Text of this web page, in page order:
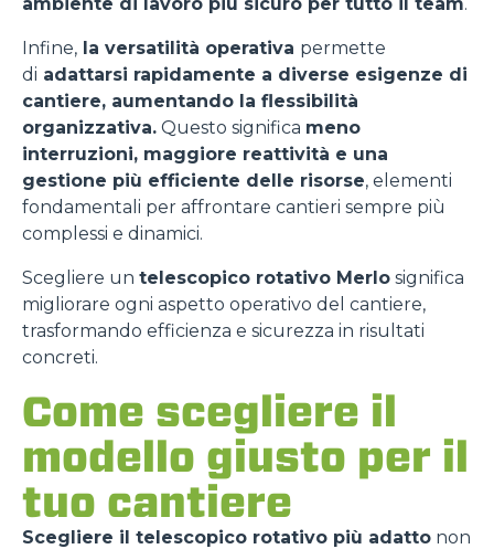
Infine, la versatilità operativa permette
di adattarsi rapidamente a diverse esigenze di
cantiere, aumentando la flessibilità
organizzativa. Questo significa meno
interruzioni, maggiore reattività e una
gestione più efficiente delle risorse, elementi
fondamentali per affrontare cantieri sempre più
complessi e dinamici.
Scegliere un telescopico rotativo Merlo significa
migliorare ogni aspetto operativo del cantiere,
trasformando efficienza e sicurezza in risultati
concreti.
Come scegliere il
modello giusto per il
tuo cantiere
Scegliere il telescopico rotativo più adatto non